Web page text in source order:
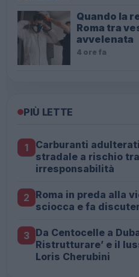
Quando la
Roma tra
avvelenata
4 ore fa
PIÙ LETTE
1
Carburanti
stradale a rischio
irresponsabilità
2 Roma in preda alla
sciocca e fa
3 Da Centocelle a
Ristrutturare’ e il
Loris Cherubini